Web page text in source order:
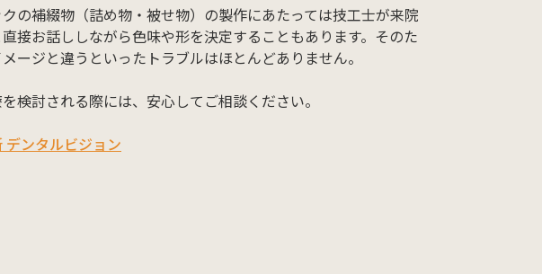
の補綴物（詰め物・被せ物）の製作にあたっては技工士が来院
接お話ししながら色味や形を決定することもあります。そのた
ージと違うといったトラブルはほとんどありません。
検討される際には、安心してご相談ください。
デンタルビジョン